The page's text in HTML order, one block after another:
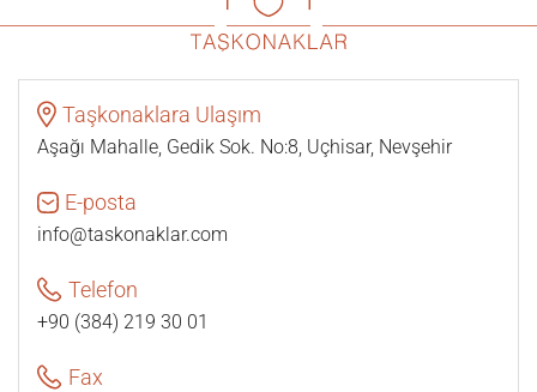
Taşkonaklara Ulaşım
Aşağı Mahalle, Gedik Sok. No:8, Uçhisar, Nevşehir
E-posta
info@taskonaklar.com
Telefon
+90 (384) 219 30 01
Fax